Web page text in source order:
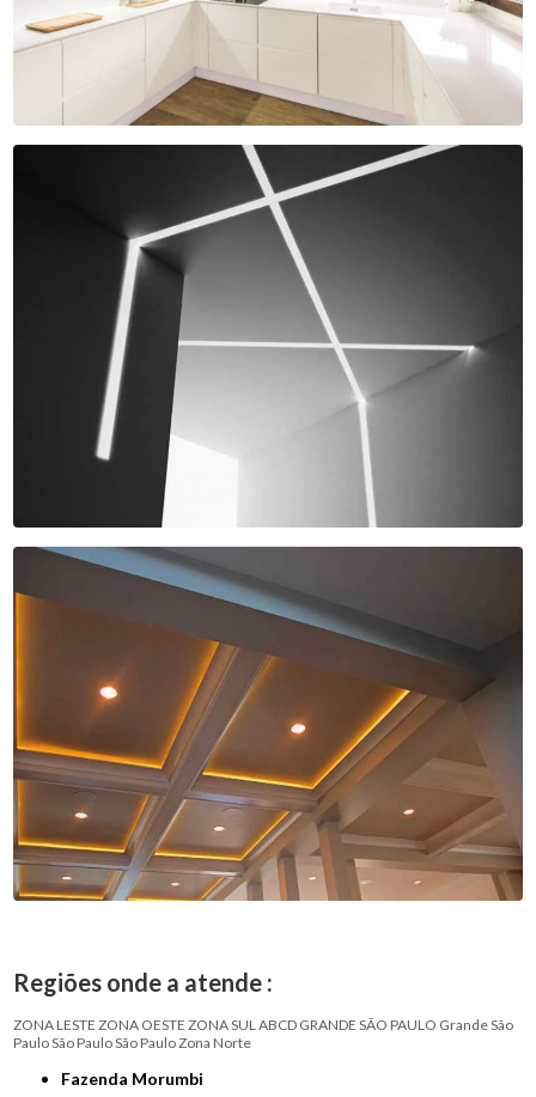
Regiões onde a atende :
ZONA LESTE ZONA OESTE ZONA SUL ABCD GRANDE SÃO PAULO Grande São
PauloSão PauloSão PauloZona Norte
Fazenda Morumbi